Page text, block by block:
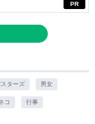
PR
ターズ 男女
コ 行事